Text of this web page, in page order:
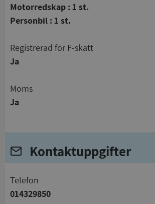
Motorredskap : 1 st.
Personbil : 1 st.
registrerad för F-skatt
Ja
Moms
Ja
Kontaktuppgifter
telefon
014329850